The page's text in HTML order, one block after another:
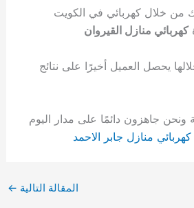
من خلال كهربائي في الكويت
كهربائي منازل القيروان
يحصل العميل أخيرًا على نتائج
ونحن جاهزون دائمًا على مدار اليوم
كهربائي منازل جابر الاحمد
المقالة التالية ←